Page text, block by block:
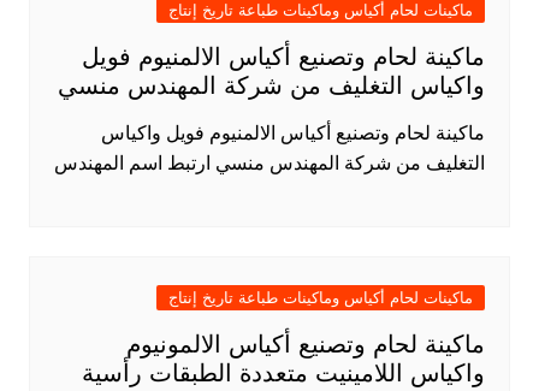
ماكينات لحام أكياس وماكينات طباعة تاريخ إنتاج
ماكينة لحام وتصنيع أكياس الالمنيوم فويل
واكياس التغليف من شركة المهندس منسي
ماكينة لحام وتصنيع أكياس الالمنيوم فويل واكياس
التغليف من شركة المهندس منسي ارتبط اسم المهندس
ماكينات لحام أكياس وماكينات طباعة تاريخ إنتاج
ماكينة لحام وتصنيع أكياس الالمونيوم
واكياس اللامينيت متعددة الطبقات رأسية